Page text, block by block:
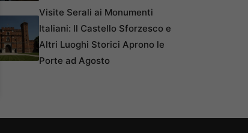
Visite Serali ai Monumenti
Italiani: Il Castello Sforzesco e
Altri Luoghi Storici Aprono le
Porte ad Agosto